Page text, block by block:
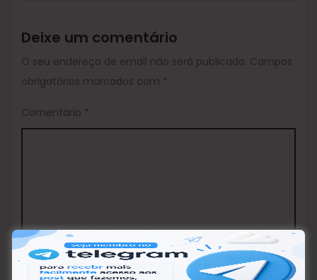
Deixe um comentário
O seu endereço de email não será publicado. Campos
obrigatórios marcados com *
Comentário *
Nome* Email* Site